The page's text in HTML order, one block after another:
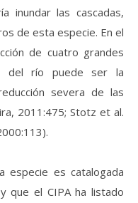
inundar las cascadas,
de esta especie. En el
de cuatro grandes
del río puede ser la
severa de las
2011:475; Stotz et al.
especie es catalogada
que el CIPA ha listado